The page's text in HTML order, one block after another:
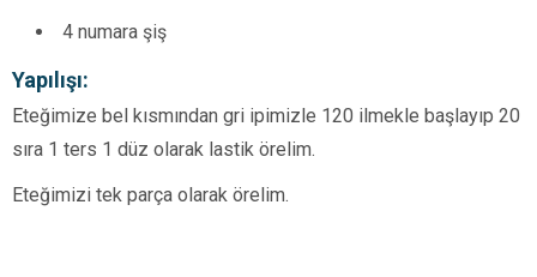
4 numara şiş
Yapılışı:
Eteğimize bel kısmından gri ipimizle 120 ilmekle başlayıp 20
sıra 1 ters 1 düz olarak lastik örelim.
Eteğimizi tek parça olarak örelim.